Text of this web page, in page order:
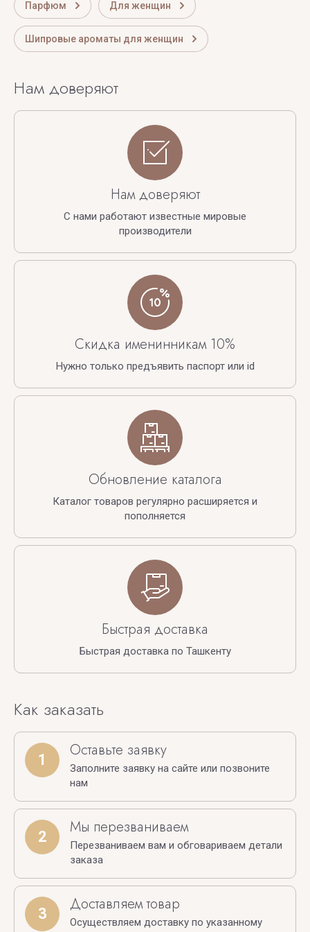
Парфюм Для женщин
Шипровые ароматы для женщин
Нам доверяют
Нам доверяют
С нами работают известные мировые
производители
Скидка именинникам 10%
Нужно только предъявить паспорт или id
Обновление каталога
Каталог товаров регулярно расширяется и
пополняется
Быстрая доставка
Быстрая доставка по Ташкенту
Как заказать
1 Оставьте заявку
Заполните заявку на сайте или позвоните
нам
2 Мы перезваниваем
Перезваниваем вам и обговариваем детали
заказа
3 Доставляем товар
Осуществляем доставку по указанному